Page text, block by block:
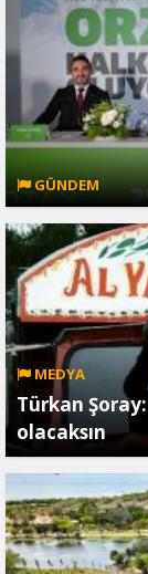
GÜNDEM
MEDYA
Türkan
olacaksın